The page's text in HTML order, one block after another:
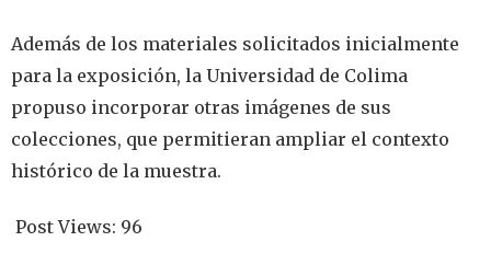
Además de los materiales solicitados inicialmente
para la exposición, la Universidad de Colima
propuso incorporar otras imágenes de sus
colecciones, que permitieran ampliar el contexto
histórico de la muestra.
Post Views: 96